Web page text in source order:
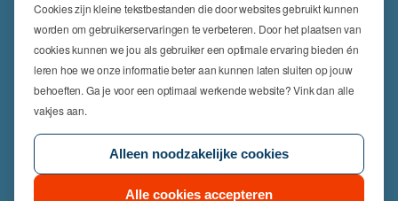
Cookies zijn kleine tekstbestanden die door websites gebruikt kunnen
worden om gebruikerservaringen te verbeteren. Door het plaatsen van
cookies kunnen we jou als gebruiker een optimale ervaring bieden én
leren hoe we onze informatie beter aan kunnen laten sluiten op jouw
behoeften. Ga je voor een optimaal werkende website? Vink dan alle
vakjes aan.
Alleen noodzakelijke cookies
Alle cookies accepteren
Job alert
SPECIALISATIES
Technics
High Technics & Engineering
Logistics
Finance & Insurance
Office
HR & Legal